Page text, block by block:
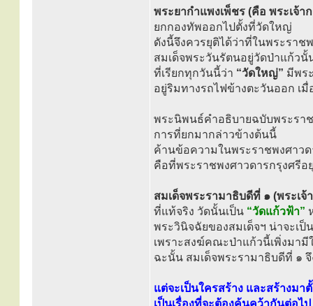
พระยากำแพงเพ็ชร (คือ พระเจ้า
ยกกองทัพออกไปตั้งที่วัดใหญ่
ดังนี้จึงควรยุติได้ว่าที่ในพระราช
สมเด็จพระวันรัตนอยู่วัดป่าแก้ว
ที่เรียกทุกวันนี้ว่า “วัดใหญ่” มีพร
อยู่ริมทางรถไฟข้างตะวันออก เมื่
พระนิพนธ์คำอธิบายฉบับพระรา
การที่ยกมากล่าวข้างต้นนี้
ค้านข้อความในพระราชพงศาว
คือที่พระราชพงศาวดารกรุงศรีอ
สมเด็จพระรามาธิบดีที่ ๑ (พระเจ้
ที่แท้จริง วัดนั้นเป็น “วัดแก้วฟ้า”
พระวินิจฉัยของสมเด็จฯ น่าจะเป็
เพราะสงฆ์คณะป่าแก้วนี้เพิ่งมามี
ฉะนั้น สมเด็จพระรามาธิบดีที่ ๑
แต่จะเป็นใครสร้าง และสร้างมา
เป็นเรื่องที่จะต้องค้นคว้ากันต่อไป